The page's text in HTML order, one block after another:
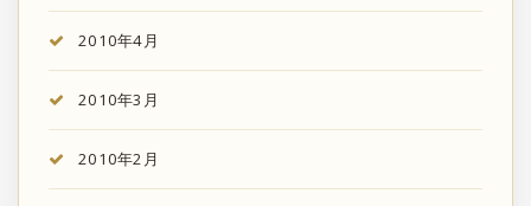
2010年4月
2010年3月
2010年2月